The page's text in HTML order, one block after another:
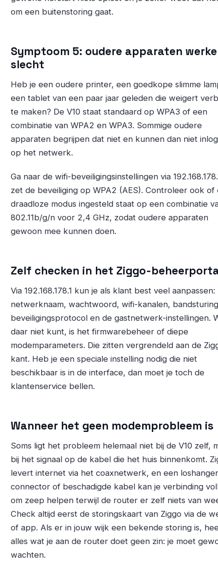
om een buitenstoring gaat.
Symptoom 5: oudere apparaten
slecht
Heb je een oudere printer, een goedkope slimme
een tablet van een paar jaar geleden die weigert
te maken? De V10 staat standaard op WPA3 of een
combinatie van WPA2 en WPA3. Sommige oudere
apparaten begrijpen dat niet en kunnen dan niet
op het netwerk.
Ga naar de wifi-beveiligingsinstellingen via
zet de beveiliging op WPA2 (AES). Controleer ook of
draadloze modus ingesteld staat op een combinatie
802.11b/g/n voor 2,4 GHz, zodat oudere apparaten
gewoon mee kunnen doen.
Zelf checken in het Ziggo-
Via 192.168.178.1 kun je als klant best veel aanpassen:
netwerknaam, wachtwoord, wifi-kanalen,
beveiligingsprotocol en de gastnetwerk-instellingen.
daar niet kunt, is het firmwarebeheer of diepe
modemparameters. Die zitten vergrendeld aan de
kant. Heb je een speciale instelling nodig die niet
beschikbaar is in de interface, dan moet je toch de
klantenservice bellen.
Wanneer het geen modemprobleem is
Soms ligt het probleem helemaal niet bij de V10 zelf,
bij het signaal op de kabel die het huis binnenkomt.
levert internet via het coaxnetwerk, en een
connector of beschadigde kabel kan je verbinding
om zeep helpen terwijl de router er zelf niets van
Check altijd eerst de storingskaart van Ziggo via de
of app. Als er in jouw wijk een bekende storing is,
alles wat je aan de router doet geen zin: je moet
wachten.